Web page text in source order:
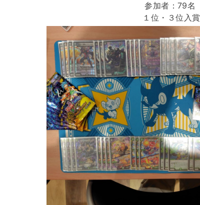
参加者：79名
１位・３位入賞